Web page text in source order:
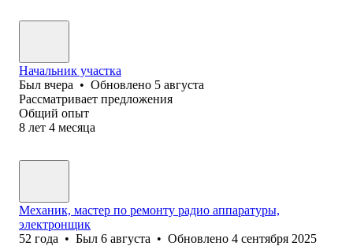
Начальник участка
Был вчера • Обновлено 5 августа
Рассматривает предложения
Общий опыт
8 лет 4 месяца
Механик, мастер по ремонту радио аппаратуры,
электронщик
52 года • Был 6 августа • Обновлено 4 сентября 2025